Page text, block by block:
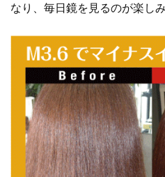
なり、毎日鏡を見るのが楽し